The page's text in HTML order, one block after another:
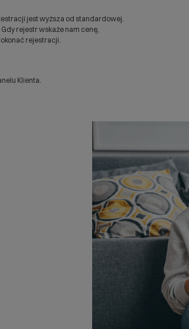
jest wyższa od standardowej.
rejestr wskaże nam cenę,
rejestracji.
Klienta.